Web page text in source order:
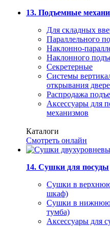
13. Подъемные
Для складных
Параллельного
Наклонно-
Наклонного
Секретерные
Системы
открывания
Распродажа
Аксессуары для
механизмов
Каталоги
Смотреть онлайн
14. Сушки для посуды
Сушки в
шкаф)
Сушки в нижнюю
тумба)
Аксессуары для